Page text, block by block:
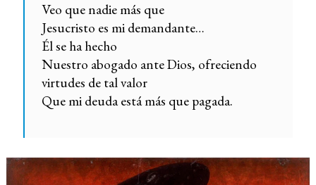
Veo que nadie más que
Jesucristo es mi demandante…
Él se ha hecho
Nuestro abogado ante Dios, ofreciendo
virtudes de tal valor
Que mi deuda está más que pagada.